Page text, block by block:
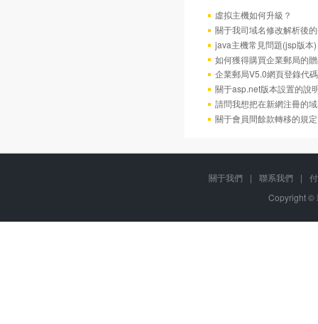
虛拟主機如何升級？
關于我司域名修改解析後
java主機常見問題(jsp版本)
如何獲得購買企業郵局的
企業郵局V5.0網頁登錄代碼
關于asp.net版本設置的說
請問我想把在新網注冊的
關于會員間餘款轉移的規定
關于我們 | 聯系我們 |
Copyright ©